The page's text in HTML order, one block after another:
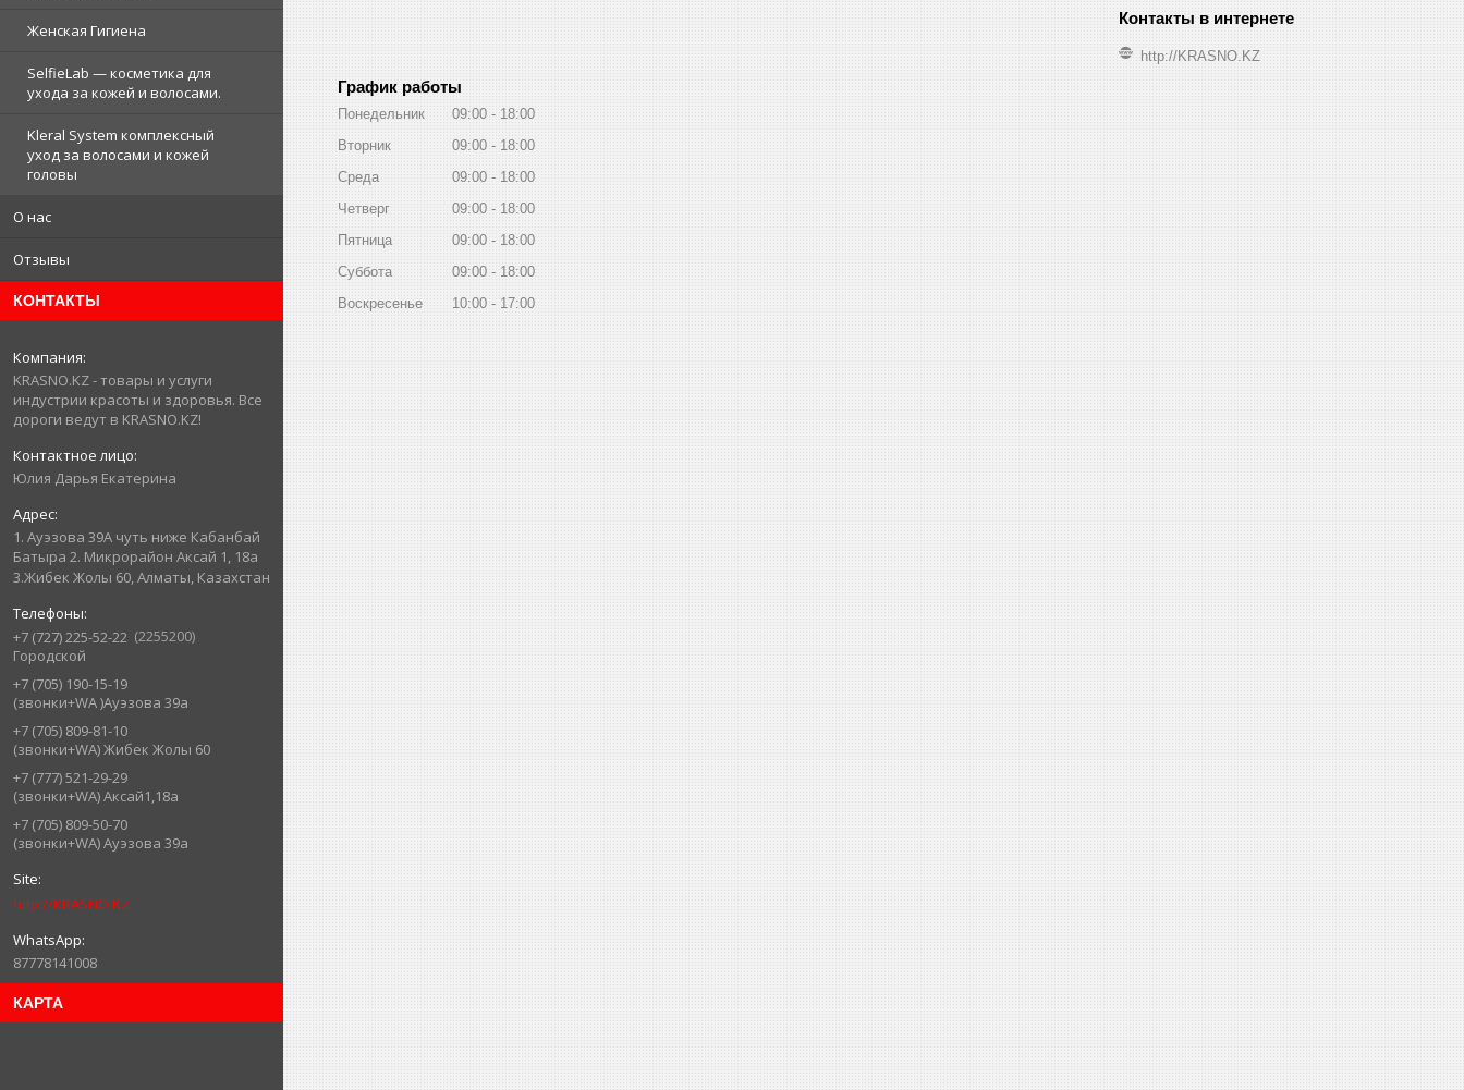
Женская Гигиена
SelfieLab — косметика для
ухода за кожей и волосами.
Kleral System комплексный
уход за волосами и кожей
головы
О нас
Отзывы
КОНТАКТЫ
KRASNO.KZ - товары и услуги
индустрии красоты и здоровья. Все
дороги ведут в KRASNO.KZ!
Юлия Дарья Екатерина
1. Ауэзова 39А чуть ниже Кабанбай
Батыра ㅤㅤㅤㅤㅤㅤㅤㅤㅤㅤㅤㅤㅤㅤ2. ​Микрорайон Аксай 1, 18а
3.Жибек Жолы 60, Алматы, Казахстан
+7 (727) 225-52-22 2255200
Городской
+7 (705) 190-15-19
(звонки+WA )Ауэзова 39а
+7 (705) 809-81-10
(звонки+WA) Жибек Жолы 60
+7 (777) 521-29-29
(звонки+WA) Аксай1,18а
+7 (705) 809-50-70
(звонки+WA) Ауэзова 39а
http://KRASNO.KZ
87778141008
КАРТА
http://KRASNO.KZ
График работы
Понедельник 09:00
18:00
Вторник
09:00
18:00
Среда
09:00
18:00
Четверг
09:00
18:00
Пятница
09:00
18:00
Суббота
09:00
18:00
Воскресенье
10:00 17:00